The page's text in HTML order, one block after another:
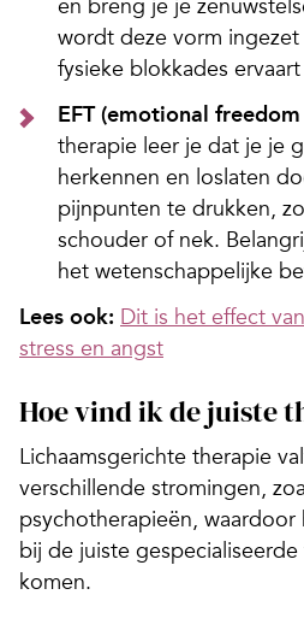
en breng je je
wordt deze vorm ingezet
fysieke blokkades
EFT (emotional
therapie leer je dat je je
herkennen en loslaten
pijnpunten te drukken,
schouder of nek.
het wetenschappelijke
Lees ook: Dit is het effect
stress en angst
Hoe vind ik de juiste
Lichaamsgerichte therapie
verschillende stromingen,
psychotherapieën, waardoor
bij de juiste
komen.